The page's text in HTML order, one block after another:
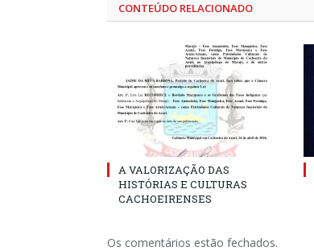
CONTEÚDO RELACIONADO
A VALORIZAÇÃO DAS
HISTÓRIAS E CULTURAS
CACHOEIRENSES
Os comentários estão fechados.